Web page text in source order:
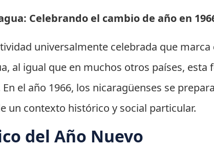
Celebrando el cambio de año en
universalmente celebrada que
al igual que en muchos otros países,
el año 1966, los nicaragüenses se
un contexto histórico y social particular.
del Año Nuevo